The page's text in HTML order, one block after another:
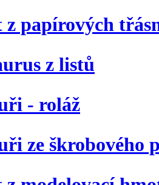
papírových
z listů
- roláž
ze škrobového